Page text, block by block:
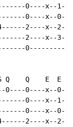
0----x--1--|
0----x--0--|
2----x--2--|
2----x--3--|
0----------|
Q    Q    E  E
0----x--0--|
0----x--1--|
0----x--0--|
2----x--2--|